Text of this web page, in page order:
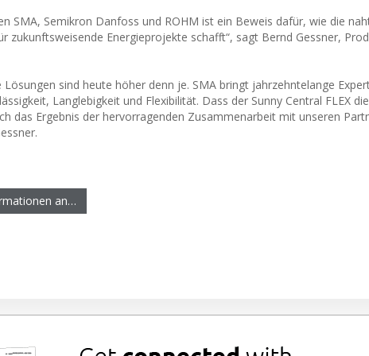
SMA, Semikron Danfoss und ROHM ist ein Beweis dafür, wie die
zukunftsweisende Energieprojekte schafft“, sagt Bernd Gessner,
Lösungen sind heute höher denn je. SMA bringt jahrzehntelange
Langlebigkeit und Flexibilität. Dass der Sunny Central FLEX
das Ergebnis der hervorragenden Zusammenarbeit mit unseren
an…